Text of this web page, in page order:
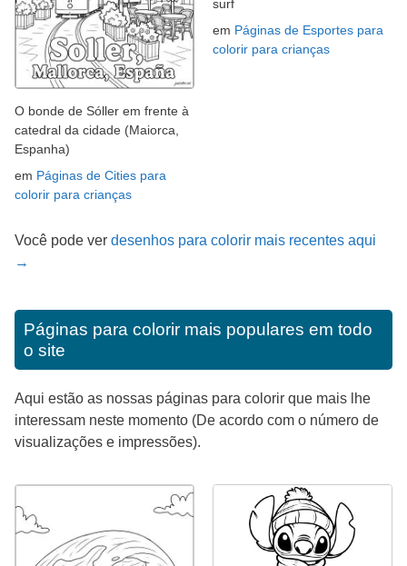
O bonde de Sóller em frente à
catedral da cidade (Maiorca,
Espanha)
em Páginas de Cities para
colorir para crianças
surf
em Páginas de Esportes para
colorir para crianças
Você pode ver desenhos para colorir mais recentes aqui
→
Páginas para colorir mais populares em todo
o site
Aqui estão as nossas páginas para colorir que mais lhe
interessam neste momento (De acordo com o número de
visualizações e impressões).